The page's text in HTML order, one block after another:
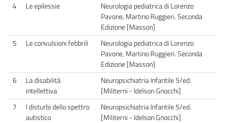
4
Le epilessie
Neurologia pediatrica di Lorenzo
Pavone, Martino Ruggieri. Seconda
Edizione [Masson]
5
Le convulsioni febbrili
Neurologia pediatrica di Lorenzo
Pavone, Martino Ruggieri. Seconda
Edizione [Masson]
6
La disabilità
intellettiva
Neuropsichiatria Infantile 5/ed.
[Militerni - Idelson Gnocchi]
7
I disturbi dello spettro
autistico
Neuropsichiatria Infantile 5/ed.
[Militerni - Idelson Gnocchi]